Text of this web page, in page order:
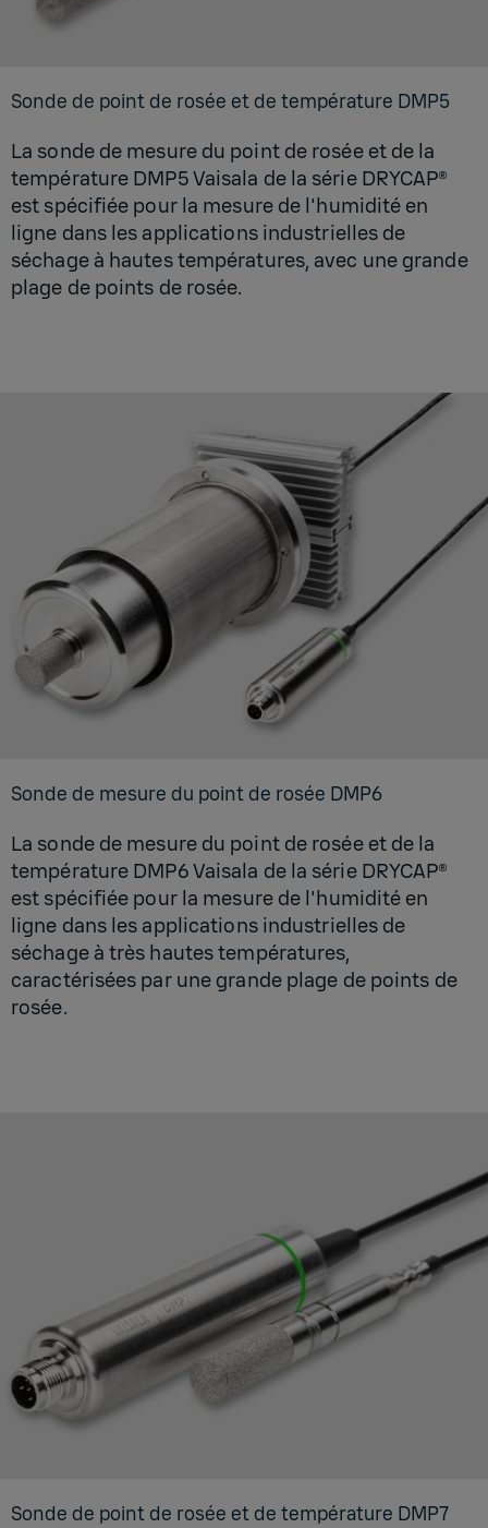
Sonde de point de rosée et de tem­pé­ra­ture DMP5
La sonde de mesure du point de rosée et de la
température DMP5 Vaisala de la série DRYCAP®
est spécifiée pour la mesure de l'humidité en
ligne dans les applications industrielles de
séchage à hautes températures, avec une grande
plage de points de rosée.
Sonde de mesure du point de rosée DMP6
La sonde de mesure du point de rosée et de la
température DMP6 Vaisala de la série DRYCAP®
est spécifiée pour la mesure de l'humidité en
ligne dans les applications industrielles de
séchage à très hautes températures,
caractérisées par une grande plage de points de
rosée.
Sonde de point de rosée et de tem­pé­ra­ture DMP7